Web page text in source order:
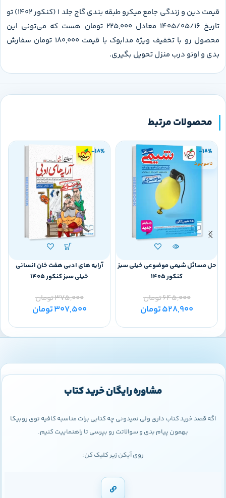
قیمت دین و زندگی جامع میکرو طبقه بندی گاج جلد 1 (کنکور 1402) تو
تاریخ 1405/05/16 معادل 225,000 تومان هست که می‌تونی این
محصول رو با تخفیف ویژه مدابوک با قیمت 180,000 تومان سفارش
بدی و اونو درب منزل تحویل بگیری.
محصولات مرتبط
-18%
ناموجود
حل مسائل شیمی موضوعی خیلی سبز
کنکور 1405
645,000تومان
528,900تومان
-18%
آرایه های ادبی هفت خان انسانی
خیلی سبز کنکور 1405
375,000تومان
307,500تومان
مشاوره رایگان خرید کتاب
اگه قصد خرید کتاب داری ولی نمیدونی چه کتابی برات مناسبه کافیه توی روبیکا
بهمون پیام بدی و سوالاتت رو بپرسی تا راهنماییت کنیم.
روی آیکن زیر کلیک کن: